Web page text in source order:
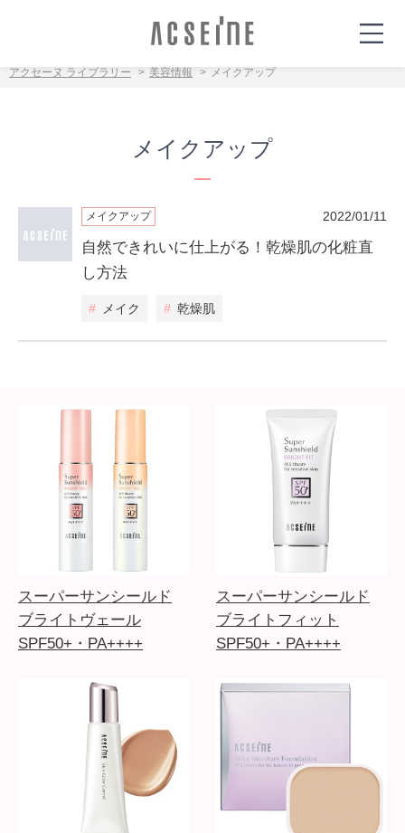
アクセーヌ ライブラリー 美容情報 メイクアップ
メイクアップ
メイクアップ 2022/01/11
自然できれいに仕上がる！乾燥肌の化粧直
し方法
# メイク # 乾燥肌
スーパーサンシールド
ブライトヴェール
SPF50+・PA++++
スーパーサンシールド
ブライトフィット
SPF50+・PA++++